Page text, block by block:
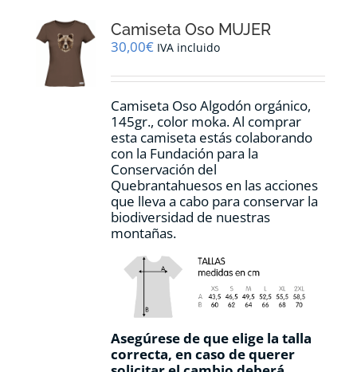
se
pueden
en
página
de
producto
Camiseta Oso MUJER
30,00€ IVA incluido
Camiseta Oso Algodón orgánico,
145gr., color moka. Al comprar
esta camiseta estás colaborando
con la Fundación para la
Conservación del
Quebrantahuesos en las acciones
que lleva a cabo para conservar la
biodiversidad de nuestras
montañas.
Asegúrese de que elige la talla
correcta, en caso de querer